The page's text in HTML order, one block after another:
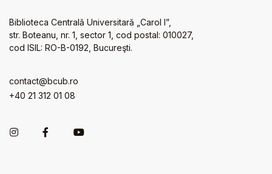
Biblioteca Centrală Universitară „Carol I”,
str. Boteanu, nr. 1, sector 1, cod postal: 010027,
cod ISIL: RO-B-0192, Bucureşti.
contact@bcub.ro
+40 21 312 01 08